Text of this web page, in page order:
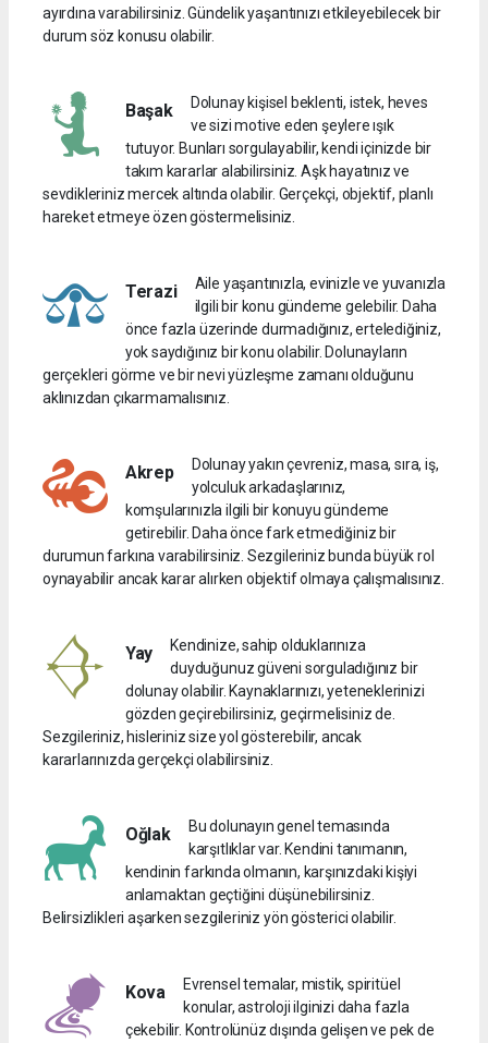
ayırdına varabilirsiniz. Gündelik yaşantınızı etkileyebilecek bir
durum söz konusu olabilir.
Başak
Dolunay kişisel beklenti, istek, heves
ve sizi motive eden şeylere ışık
tutuyor. Bunları sorgulayabilir, kendi içinizde bir
takım kararlar alabilirsiniz. Aşk hayatınız ve
sevdikleriniz mercek altında olabilir. Gerçekçi, objektif, planlı
hareket etmeye özen göstermelisiniz.
Terazi
Aile yaşantınızla, evinizle ve yuvanızla
ilgili bir konu gündeme gelebilir. Daha
önce fazla üzerinde durmadığınız, ertelediğiniz,
yok saydığınız bir konu olabilir. Dolunayların
gerçekleri görme ve bir nevi yüzleşme zamanı olduğunu
aklınızdan çıkarmamalısınız.
Akrep
Dolunay yakın çevreniz, masa, sıra, iş,
yolculuk arkadaşlarınız,
komşularınızla ilgili bir konuyu gündeme
getirebilir. Daha önce fark etmediğiniz bir
durumun farkına varabilirsiniz. Sezgileriniz bunda büyük rol
oynayabilir ancak karar alırken objektif olmaya çalışmalısınız.
Yay
Kendinize, sahip olduklarınıza
duyduğunuz güveni sorguladığınız bir
dolunay olabilir. Kaynaklarınızı, yeteneklerinizi
gözden geçirebilirsiniz, geçirmelisiniz de.
Sezgileriniz, hisleriniz size yol gösterebilir, ancak
kararlarınızda gerçekçi olabilirsiniz.
Oğlak
Bu dolunayın genel temasında
karşıtlıklar var. Kendini tanımanın,
kendinin farkında olmanın, karşınızdaki kişiyi
anlamaktan geçtiğini düşünebilirsiniz.
Belirsizlikleri aşarken sezgileriniz yön gösterici olabilir.
Kova
Evrensel temalar, mistik, spiritüel
konular, astroloji ilginizi daha fazla
çekebilir. Kontrolünüz dışında gelişen ve pek de